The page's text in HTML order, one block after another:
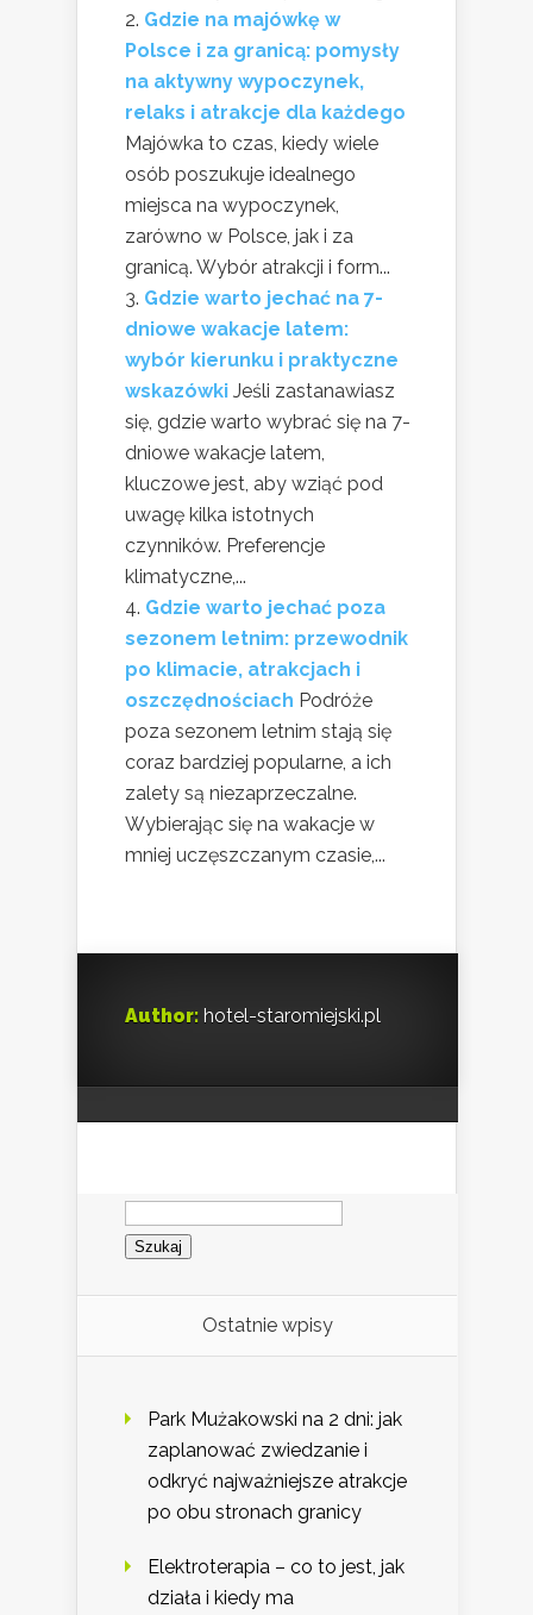
Gdzie na majówkę w
Polsce i za granicą: pomysły
na aktywny wypoczynek,
relaks i atrakcje dla każdego
Majówka to czas, kiedy wiele
osób poszukuje idealnego
miejsca na wypoczynek,
zarówno w Polsce, jak i za
granicą. Wybór atrakcji i form...
Gdzie warto jechać na 7-
dniowe wakacje latem:
wybór kierunku i praktyczne
wskazówki Jeśli zastanawiasz
się, gdzie warto wybrać się na 7-
dniowe wakacje latem,
kluczowe jest, aby wziąć pod
uwagę kilka istotnych
czynników. Preferencje
klimatyczne,...
Gdzie warto jechać poza
sezonem letnim: przewodnik
po klimacie, atrakcjach i
oszczędnościach Podróże
poza sezonem letnim stają się
coraz bardziej popularne, a ich
zalety są niezaprzeczalne.
Wybierając się na wakacje w
mniej uczęszczanym czasie,...
Author: hotel-staromiejski.pl
Szukaj:
Ostatnie wpisy
Park Mużakowski na 2 dni: jak
zaplanować zwiedzanie i
odkryć najważniejsze atrakcje
po obu stronach granicy
Elektroterapia – co to jest, jak
działa i kiedy ma